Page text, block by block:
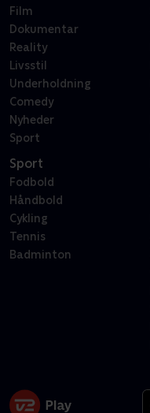
Film
Dokumentar
Reality
Livsstil
Underholdning
Comedy
Nyheder
Sport
Sport
Fodbold
Håndbold
Cykling
Tennis
Badminton